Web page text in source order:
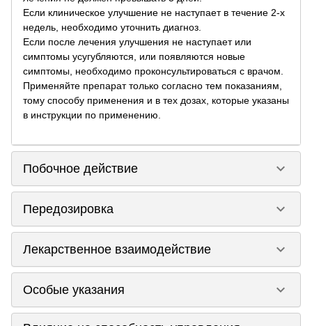
Если клиническое улучшение не наступает в течение 2-х
недель, необходимо уточнить диагноз.
Если после лечения улучшения не наступает или
симптомы усугубляются, или появляются новые
симптомы, необходимо проконсультироваться с врачом.
Применяйте препарат только согласно тем показаниям,
тому способу применения и в тех дозах, которые указаны
в инструкции по применению.
Побочное действие keyboard_arrow_down
Передозировка keyboard_arrow_down
Лекарственное взаимодействие keyboard_arrow_down
Особые указания keyboard_arrow_down